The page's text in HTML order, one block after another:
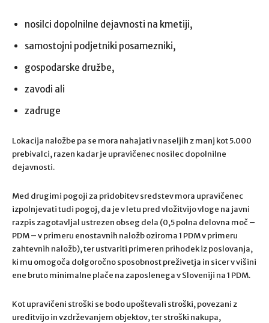
nosilci dopolnilne dejavnosti na kmetiji,
samostojni podjetniki posamezniki,
gospodarske družbe,
zavodi ali
zadruge
Lokacija naložbe pa se mora nahajati v naseljih z manj kot 5.000
prebivalci, razen kadar je upravičenec nosilec dopolnilne
dejavnosti.
Med drugimi pogoji za pridobitev sredstev mora upravičenec
izpolnjevati tudi pogoj, da je v letu pred vložitvijo vloge na javni
razpis zagotavljal ustrezen obseg dela (0,5 polna delovna moč –
PDM – v primeru enostavnih naložb oziroma 1 PDM v primeru
zahtevnih naložb), ter ustvariti primeren prihodek iz poslovanja,
ki mu omogoča dolgoročno sposobnost preživetja in sicer v višini
ene bruto minimalne plače na zaposlenega v Sloveniji na 1 PDM.
Kot upravičeni stroški se bodo upoštevali stroški, povezani z
ureditvijo in vzdrževanjem objektov, ter stroški nakupa,